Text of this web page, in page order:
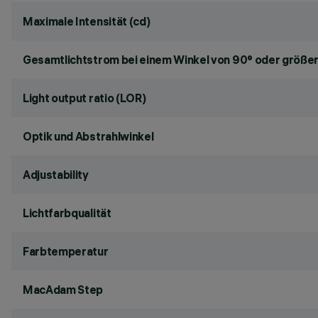
Maximale Intensität (cd)
Gesamtlichtstrom bei einem Winkel von 90° oder
Light output ratio (LOR)
Optik und Abstrahlwinkel
Adjustability
Lichtfarbqualität
Farbtemperatur
MacAdam Step